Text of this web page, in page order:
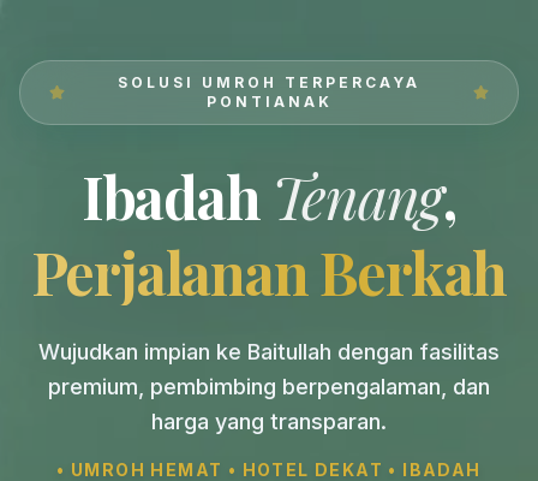
SOLUSI UMROH TERPERCAYA
PONTIANAK
Ibadah Tenang,
Perjalanan Berkah
Wujudkan impian ke Baitullah dengan fasilitas
premium, pembimbing berpengalaman, dan
harga yang transparan.
• UMROH HEMAT • HOTEL DEKAT • IBADAH